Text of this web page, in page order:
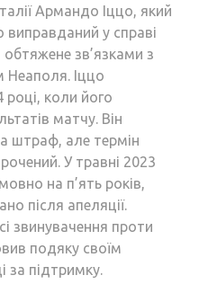
Армандо Іццо, який
виправданий у справі
зв’язками з
Неаполя. Іццо
році, коли його
матчу. Він
штраф, але термін
У травні 2023
на п’ять років,
після апеляції.
звинувачення проти
подяку своїм
за підтримку.